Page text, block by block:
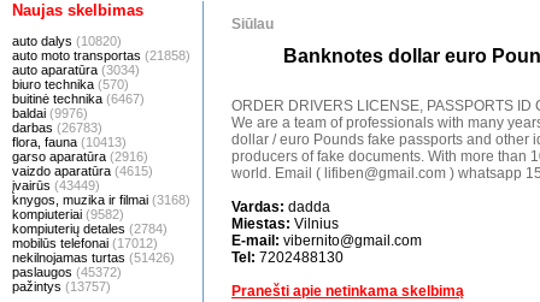
Naujas skelbimas
auto dalys (10820)
auto moto transportas (21858)
auto aparatūra (3034)
biuro technika (570)
buitinė technika (6467)
baldai (9976)
darbas (26783)
flora, fauna (10413)
garso aparatūra (2916)
vaizdo aparatūra (4615)
įvairūs (43449)
knygos, muzika ir filmai (3168)
kompiuteriai (9582)
kompiuterių detales (2784)
mobilūs telefonai (17012)
nekilnojamas turtas (51426)
paslaugos (45372)
pažintys (13757)
Siūlau
Banknotes dollar euro
ORDER DRIVERS LICENSE, PASSPORTS
We are a team of professionals with many
dollar / euro Pounds fake passports and other
producers of fake documents. With more than
world. Email ( lifiben@gmail.com ) whatsapp
Vardas: dadda
Miestas: Vilnius
E-mail: vibernito@gmail.com
Tel: 7202488130
Pranešti apie netinkama skelbimą